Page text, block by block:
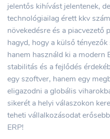
jelentős kihívást jelentenek,
technológiailag érett kkv
növekedésre és a piacvezető
hagyd, hogy a külső
hanem használd ki a modern
stabilitás és a fejlődés
egy szoftver, hanem egy
eligazodni a globális
sikerét a helyi válaszokon
teheti vállalkozásodat
ERP!